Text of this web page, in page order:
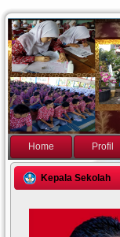
Home Profil
Kepala Sekolah